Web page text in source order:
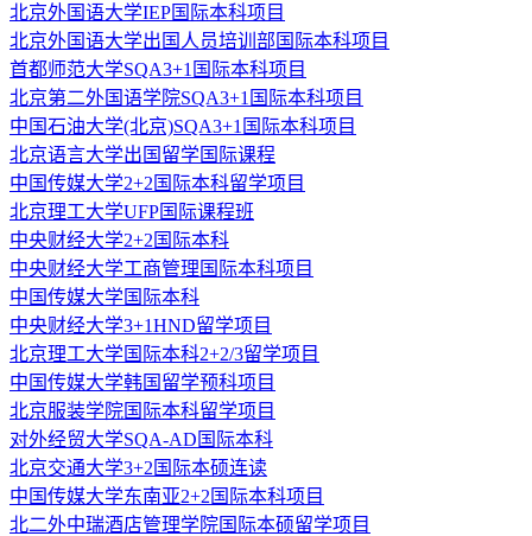
北京外国语大学IEP国际本科项目
北京外国语大学出国人员培训部国际本科项目
首都师范大学SQA3+1国际本科项目
北京第二外国语学院SQA3+1国际本科项目
中国石油大学(北京)SQA3+1国际本科项目
北京语言大学出国留学国际课程
中国传媒大学2+2国际本科留学项目
北京理工大学UFP国际课程班
中央财经大学2+2国际本科
中央财经大学工商管理国际本科项目
中国传媒大学国际本科
中央财经大学3+1HND留学项目
北京理工大学国际本科2+2/3留学项目
中国传媒大学韩国留学预科项目
北京服装学院国际本科留学项目
对外经贸大学SQA-AD国际本科
北京交通大学3+2国际本硕连读
中国传媒大学东南亚2+2国际本科项目
北二外中瑞酒店管理学院国际本硕留学项目